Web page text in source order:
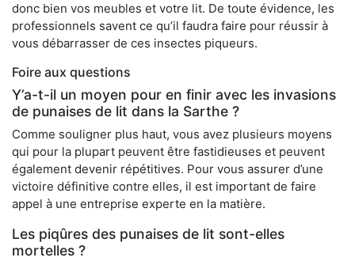
donc bien vos meubles et votre lit. De toute évidence, les
professionnels savent ce qu’il faudra faire pour réussir à
vous débarrasser de ces insectes piqueurs.
Foire aux questions
Y’a-t-il un moyen pour en finir avec les invasions
de punaises de lit dans la Sarthe ?
Comme souligner plus haut, vous avez plusieurs moyens
qui pour la plupart peuvent être fastidieuses et peuvent
également devenir répétitives. Pour vous assurer d’une
victoire définitive contre elles, il est important de faire
appel à une entreprise experte en la matière.
Les piqûres des punaises de lit sont-elles
mortelles ?